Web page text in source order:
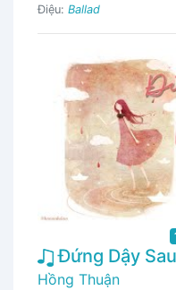
Điệu: Ballad
Đứng Dậy
Hồng Thuận